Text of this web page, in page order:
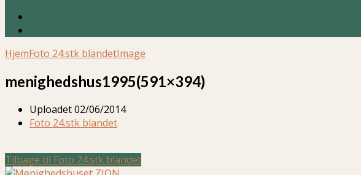
HjemFoto 24.stk blandetImage
menighedshus1995(591×394)
Uploadet02/06/2014
Foto 24.stk blandet
Tilbage til Foto 24.stk blandet